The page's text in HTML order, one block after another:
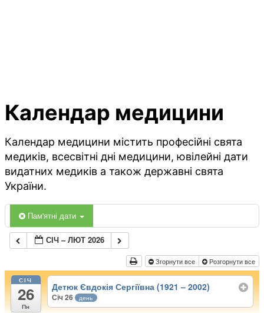
Календар медицини
Календар медицини містить професійні свята
медиків, всесвітні дні медицини, ювілейні дати
видатних медиків а також державні свята
України.
Пам'ятні дати
СІЧ – ЛЮТ 2026
Згорнути все Розгорнути все
СІЧ
26
Пн
Детюк Євдокія Сергіївна (1921 – 2002)
Січ 26 день